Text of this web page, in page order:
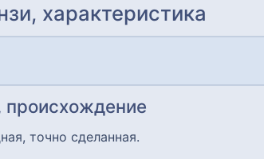
характеристика
происхождение
точно сделанная.